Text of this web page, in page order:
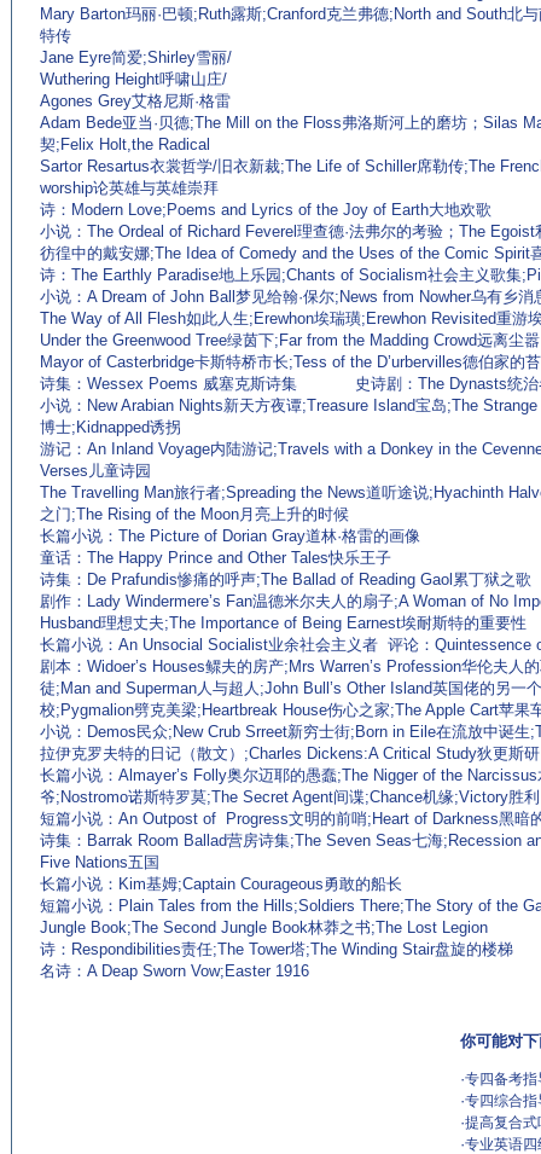
Mary Barton玛丽·巴顿;Ruth露斯;Cranford克兰弗德;North and South北
特传
Jane Eyre简爱;Shirley雪丽/
Wuthering Height呼啸山庄/
Agones Grey艾格尼斯·格雷
Adam Bede亚当·贝德;The Mill on the Floss弗洛斯河上的磨坊；Silas
契;Felix Holt,the Radical
Sartor Resartus衣裳哲学/旧衣新裁;The Life of Schiller席勒传;The
worship论英雄与英雄崇拜
诗：Modern Love;Poems and Lyrics of the Joy of Earth大地欢歌
小说：The Ordeal of Richard Feverel理查德·法弗尔的考验；The
彷徨中的戴安娜;The Idea of Comedy and the Uses of the Comic Spirit
诗：The Earthly Paradise地上乐园;Chants of Socialism社会主义歌集
小说：A Dream of John Ball梦见给翰·保尔;News from Nowher乌有乡消
The Way of All Flesh如此人生;Erewhon埃瑞璜;Erewhon Revisited重游
Under the Greenwood Tree绿茵下;Far from the Madding Crowd远离尘
Mayor of Casterbridge卡斯特桥市长;Tess of the D’urbervilles德伯家的
诗集：Wessex Poems 威塞克斯诗集 史诗剧：The Dynasts统治
小说：New Arabian Nights新天方夜谭;Treasure Island宝岛;The
博士;Kidnapped诱拐
游记：An Inland Voyage内陆游记;Travels with a Donkey in the
Verses儿童诗园
The Travelling Man旅行者;Spreading the News道听途说;Hyachinth
之门;The Rising of the Moon月亮上升的时候
长篇小说：The Picture of Dorian Gray道林·格雷的画像
童话：The Happy Prince and Other Tales快乐王子
诗集：De Prafundis惨痛的呼声;The Ballad of Reading Gaol累丁狱之歌
剧作：Lady Windermere’s Fan温德米尔夫人的扇子;A Woman of No
Husband理想丈夫;The Importance of Being Earnest埃耐斯特的重要性
长篇小说：An Unsocial Socialist业余社会主义者 评论：Quintessence
剧本：Widoer’s Houses鳏夫的房产;Mrs Warren’s Profession华伦夫人
徒;Man and Superman人与超人;John Bull’s Other Island英国佬的另一
校;Pygmalion劈克美梁;Heartbreak House伤心之家;The Apple Cart苹果
小说：Demos民众;New Crub Srreet新穷士街;Born in Eile在流放中诞
拉伊克罗夫特的日记（散文）;Charles Dickens:A Critical Study狄更斯
长篇小说：Almayer’s Folly奥尔迈耶的愚蠢;The Nigger of the
爷;Nostromo诺斯特罗莫;The Secret Agent间谍;Chance机缘;Victory胜利
短篇小说：An Outpost of Progress文明的前哨;Heart of Darkness黑暗
诗集：Barrak Room Ballad营房诗集;The Seven Seas七海;Recession
Five Nations五国
长篇小说：Kim基姆;Captain Courageous勇敢的船长
短篇小说：Plain Tales from the Hills;Soldiers There;The Story of the
Jungle Book;The Second Jungle Book林莽之书;The Lost Legion
诗：Respondibilities责任;The Tower塔;The Winding Stair盘旋的楼梯
名诗：A Deap Sworn Vow;Easter 1916
你可能对
·专四备考
·专四综合
·提高复合
·专业英语